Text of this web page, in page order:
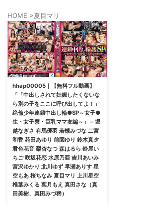
HOME >夏目マリ
hhap00005｜【無料フル動画】
「「中出しされて妊娠したくないな
ら別の子をここに呼び出してよ！」
絶倫少年連鎖中出し輪●SP～女子●
生・女子寮・巨乳ママ友編～」 – 堀
越なぎさ 有馬優羽 若槻みづな 二宮
和香 苑田あゆり 前園ゆり 鈴木真夕
君色花音 梨杏なつ 森はるら 鈴屋い
ちご 咲坂花恋 水原乃亜 吉川あいみ
宮沢ゆかり 北川ゆず 早瀬ありす 星
空もあ 桜ちなみ 夏目マリ 上川星空
椎葉みくる 葉月もえ 真田さな（真
田美樹、真田みづ稀）